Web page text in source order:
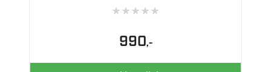
★★★★★
990,-